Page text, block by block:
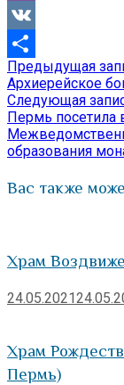
Viber
VK
Отправить
Навигация
по
записям
Предыдущая
Архиерейское
Следующая
Пермь посетила
образования
Вас также
Храм
24.05.2021
Храм
Пермь)